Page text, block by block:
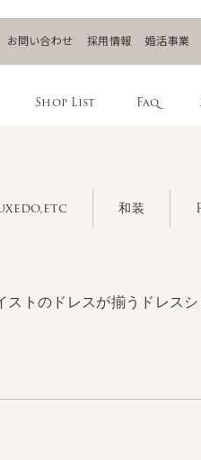
Shop List Faq
お問い合わせ 採用情報 婚活事業
和装
トのドレスが揃うドレスシ